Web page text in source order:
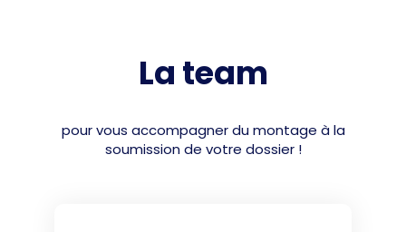
La team
pour vous accompagner du montage à la
soumission de votre dossier !